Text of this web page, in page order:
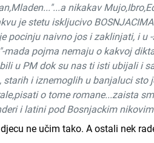
nikakav
je stetu iskljucivo
pocinju naivno jos i zaklinjati, i
mada pojma nemaju o kakvoj
u PM dok su nas ti isti ubijali i
starih i iznemoglih u banjaluci sto
o tome romane...zaista
i latini pod Bosnjackim
ne učim tako. A ostali nek